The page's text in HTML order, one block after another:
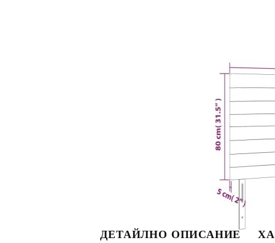
ДЕТАЙЛНО ОПИСАНИЕ